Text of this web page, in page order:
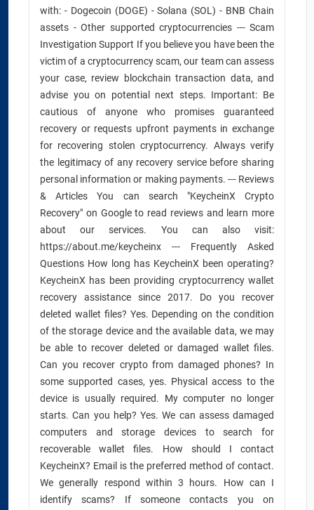
with: - Dogecoin (DOGE) - Solana (SOL) - BNB Chain
assets - Other supported cryptocurrencies --- Scam
Investigation Support If you believe you have been the
victim of a cryptocurrency scam, our team can assess
your case, review blockchain transaction data, and
advise you on potential next steps. Important: Be
cautious of anyone who promises guaranteed
recovery or requests upfront payments in exchange
for recovering stolen cryptocurrency. Always verify
the legitimacy of any recovery service before sharing
personal information or making payments. --- Reviews
& Articles You can search "KeycheinX Crypto
Recovery" on Google to read reviews and learn more
about our services. You can also visit:
https://about.me/keycheinx --- Frequently Asked
Questions How long has KeycheinX been operating?
KeycheinX has been providing cryptocurrency wallet
recovery assistance since 2017. Do you recover
deleted wallet files? Yes. Depending on the condition
of the storage device and the available data, we may
be able to recover deleted or damaged wallet files.
Can you recover crypto from damaged phones? In
some supported cases, yes. Physical access to the
device is usually required. My computer no longer
starts. Can you help? Yes. We can assess damaged
computers and storage devices to search for
recoverable wallet files. How should I contact
KeycheinX? Email is the preferred method of contact.
We generally respond within 3 hours. How can I
identify scams? If someone contacts you on